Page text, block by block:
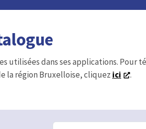
utilisées dans ses applications. Pour
la région Bruxelloise, cliquez ici .